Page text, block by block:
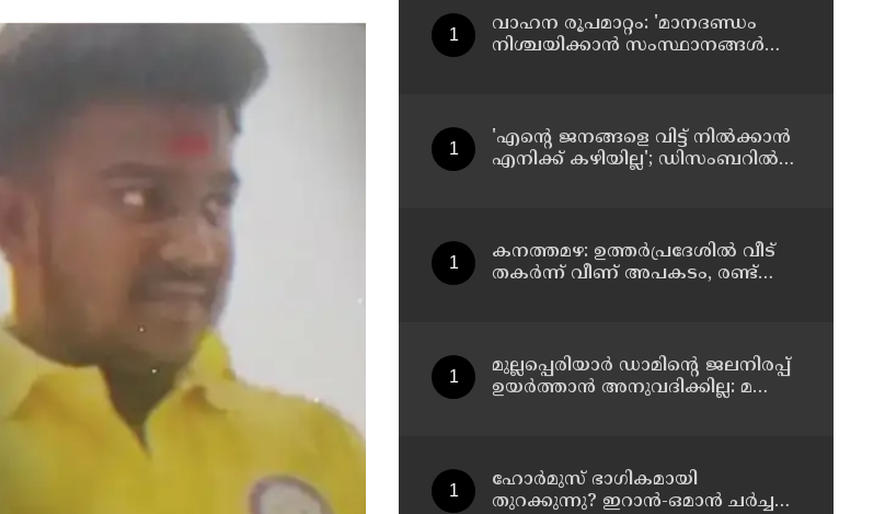
എംപിയുമായിരുന്ന ഷാക്കിബ്
അല്‍ ഹസന്റെ വീടിന് നേരെ
വാഹന രൂപമാറ്റം: 'മാനദണ്ഡം
നിശ്ചയിക്കാന്‍ സംസ്ഥാനങ്ങള്‍ക്ക്
'എന്റെ ജനങ്ങളെ വിട്ട് നില്‍ക്കാന്‍
എനിക്ക് കഴിയില്ല'; ഡിസംബറില്‍
കനത്തമഴ: ഉത്തര്‍പ്രദേശില്‍ വീട്
തകര്‍ന്ന് വീണ് അപകടം, രണ്ട്
മുല്ലപ്പെരിയാര്‍ ഡാമിന്റെ ജലനിരപ്പ്
ഉയര്‍ത്താന്‍ അനുവദിക്കില്ല: മന്ത്രി
ഹോര്‍മുസ് ഭാഗികമായി
തുറക്കുന്നു? ഇറാന്‍-ഒമാന്‍ ചര്‍ച്ച